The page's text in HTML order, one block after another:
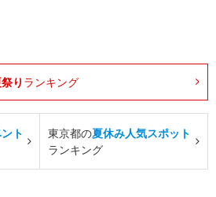
り ランキング
ト
東京都の夏休み人気スポット
ランキング